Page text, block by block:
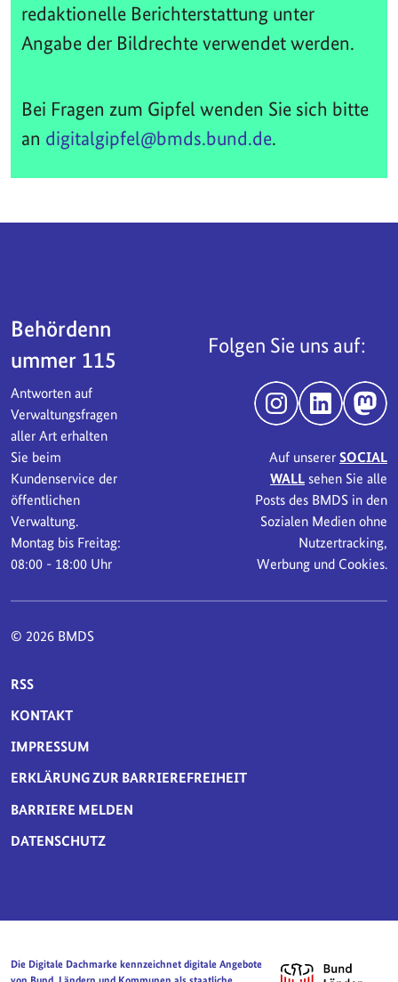
redaktionelle Berichterstattung unter
Angabe der Bildrechte verwendet werden.
Bei Fragen zum Gipfel wenden Sie sich bitte
an digitalgipfel@bmds.bund.de.
Behördenn
ummer 115
Antworten auf
Verwaltungsfragen
aller Art erhalten
Sie beim
Kundenservice der
öffentlichen
Verwaltung.
Montag bis Freitag:
08:00 - 18:00 Uhr
Folgen Sie uns auf:
InstagramLinkedIn
Auf unserer SOCIAL
WALLsehen Sie alle
Posts des BMDS in den
Sozialen Medien ohne
Nutzertracking,
Werbung und Cookies.
© 2026 BMDS
SERVICE-NAVIGATION FUSSBEREICH
RSS
KONTAKT
IMPRESSUM
ERKLÄRUNG ZUR BARRIEREFREIHEIT
BARRIERE MELDEN
DATENSCHUTZ
Die Digitale Dachmarke kennzeichnet digitale Angebote